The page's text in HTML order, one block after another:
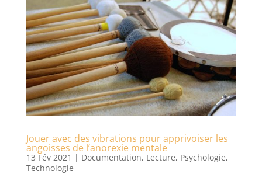
Jouer avec des vibrations pour apprivoiser les
angoisses de l’anorexie mentale
13 Fév 2021 | Documentation, Lecture, Psychologie,
Technologie